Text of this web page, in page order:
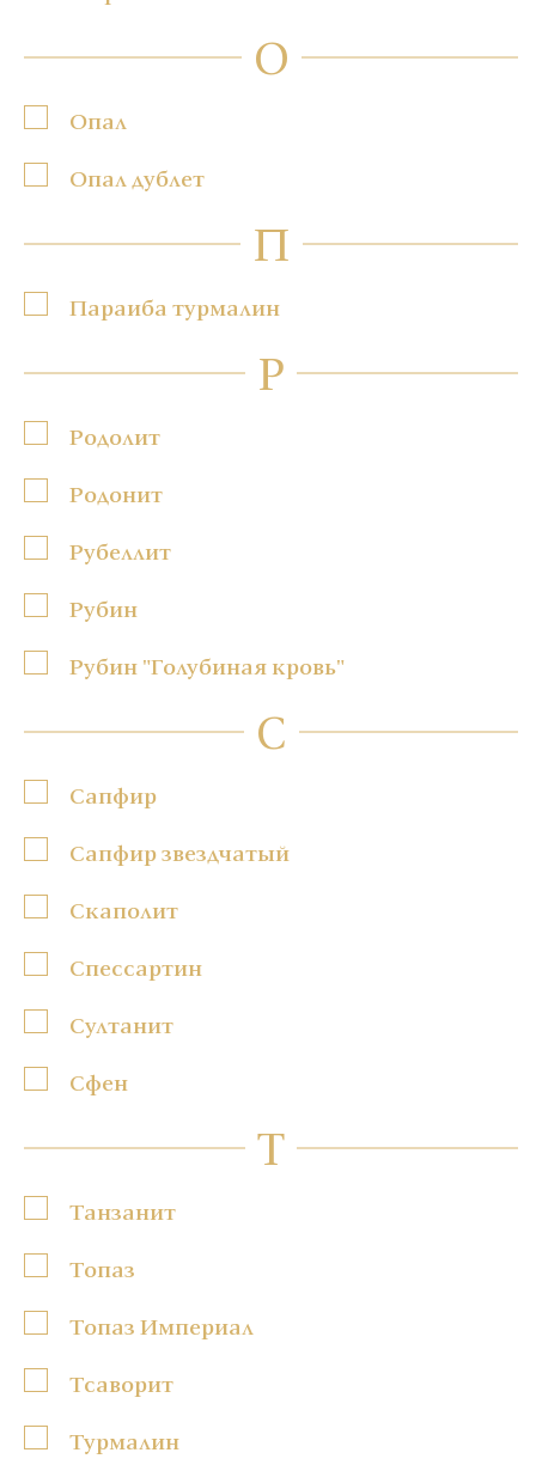
О
Опал
Опал дублет
П
Параиба турмалин
Р
Родолит
Родонит
Рубеллит
Рубин
Рубин "Голубиная кровь"
С
Сапфир
Сапфир звездчатый
Скаполит
Спессартин
Султанит
Сфен
Т
Танзанит
Топаз
Топаз Империал
Тсаворит
Турмалин